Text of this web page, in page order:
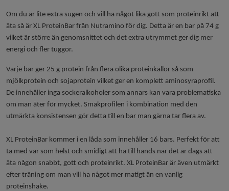
Om du är lite extra sugen och vill ha något lika gott som proteinrikt att
äta så är XL ProteinBar från Nutramino för dig. Detta är en bar på 74 g
vilket är större än genomsnittet och det extra utrymmet ger dig mer
energi och fler tuggor.
Varje bar ger 25 g protein från flera olika proteinkällor så som
mjölkprotein och sojaprotein vilket ger en komplett aminosyraprofil.
De innehåller inga sockeralkoholer som annars kan vara problematiska
om man äter för mycket. Smakprofilen i kombination med den
utmärkta konsistensen gör detta till en bar man gärna tar flera av.
XL ProteinBar kommer i en låda som innehåller 16 bars. Perfekt för att
ta med var som helst och smidigt att ha till hands när det är dags att
äta någon snabbt, gott och proteinrikt. XL ProteinBar är även utmärkt
efter träning om man vill ha något mer matigt än en vanlig
proteinshake.